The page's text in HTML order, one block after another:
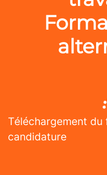
Téléchargement du
candidature